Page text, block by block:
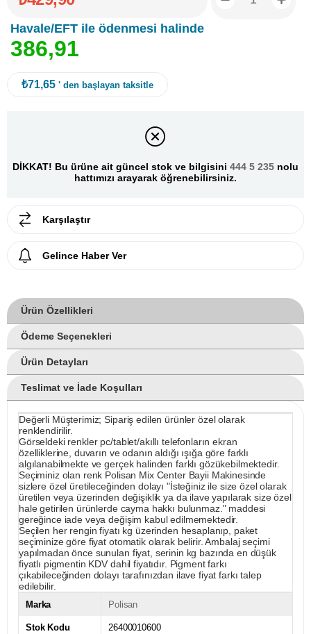
Havale/EFT ile ödenmesi halinde
386,91
₺71,65 ' den başlayan taksitle
DİKKAT! Bu ürüne ait güncel stok ve bilgisini 444 5 235 nolu
hattımızı arayarak öğrenebilirsiniz.
Karşılaştır
Gelince Haber Ver
Ürün Özellikleri
Ödeme Seçenekleri
Ürün Detayları
Teslimat ve İade Koşulları
Değerli Müşterimiz; Sipariş edilen ürünler özel olarak
renklendirilir.
Görseldeki renkler pc/tablet/akıllı telefonların ekran
özelliklerine, duvarın ve odanın aldığı ışığa göre farklı
algılanabilmekte ve gerçek halinden farklı gözükebilmektedir.
Seçiminiz olan renk Polisan Mix Center Bayii Makinesinde
sizlere özel üretileceğinden dolayı "İsteğiniz ile size özel olarak
üretilen veya üzerinden değişiklik ya da ilave yapılarak size özel
hale getirilen ürünlerde cayma hakkı bulunmaz." maddesi
gereğince iade veya değişim kabul edilmemektedir.
Seçilen her rengin fiyatı kg üzerinden hesaplanıp, paket
seçiminize göre fiyat otomatik olarak belirir. Ambalaj seçimi
yapılmadan önce sunulan fiyat, serinin kg bazında en düşük
fiyatlı pigmentin KDV dahil fiyatıdır. Pigment farkı
çıkabileceğinden dolayı tarafınızdan ilave fiyat farkı talep
edilebilir.
Marka Polisan
Stok Kodu 26400010600